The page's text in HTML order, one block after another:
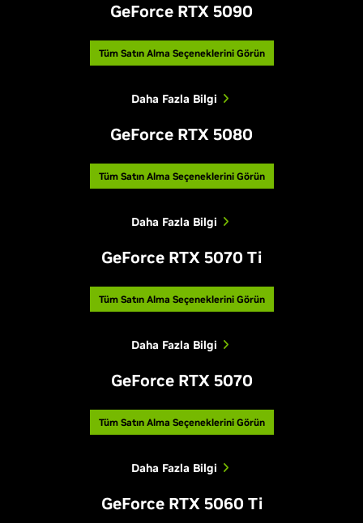
GeForce RTX 5090
Tüm Satın Alma Seçeneklerini Görün
Daha Fazla Bilgi
GeForce RTX 5080
Tüm Satın Alma Seçeneklerini Görün
Daha Fazla Bilgi
GeForce RTX 5070 Ti
Tüm Satın Alma Seçeneklerini Görün
Daha Fazla Bilgi
GeForce RTX 5070
Tüm Satın Alma Seçeneklerini Görün
Daha Fazla Bilgi
GeForce RTX 5060 Ti